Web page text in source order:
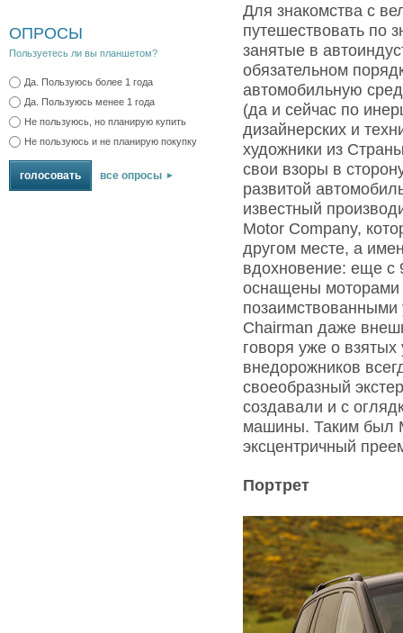
ОПРОСЫ
Пользуетесь ли вы планшетом?
Да. Пользуюсь более 1 года
Да. Пользуюсь менее 1 года
Не пользуюсь, но планирую купить
Не пользуюсь и не планирую покупку
все опросы
Для знакомства с
путешествовать по
занятые в
обязательном
автомобильную
(да и сейчас по
дизайнерских и
художники из
свои взоры в
развитой
известный
Motor Company,
другом месте, а
вдохновение: еще с
оснащены моторами
позаимствованными
Chairman даже
говоря уже о взятых
внедорожников
своеобразный
создавали и с
машины. Таким был
эксцентричный
Портрет